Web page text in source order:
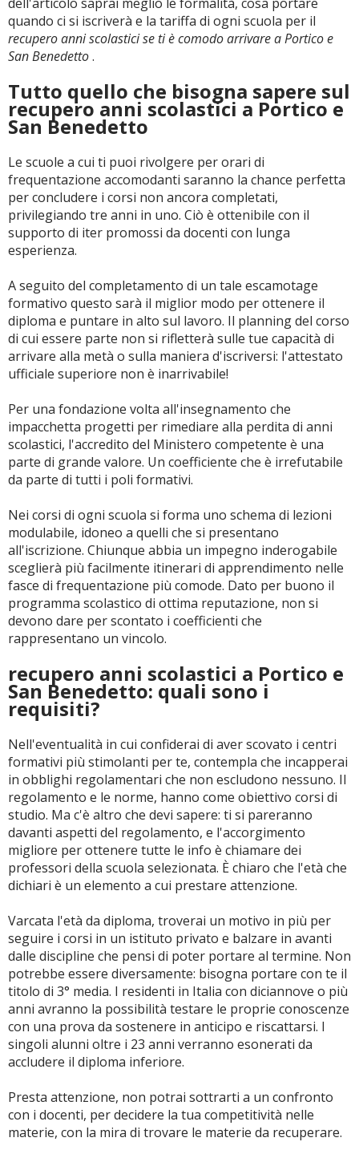
quando ci si iscriverà e la tariffa di ogni scuola per il
recupero anni scolastici se ti è comodo arrivare a Portico e
San Benedetto.
Tutto quello che bisogna sapere sul
recupero anni scolastici a Portico e
San Benedetto
Le scuole a cui ti puoi rivolgere per orari di
frequentazione accomodanti saranno la chance perfetta
per concludere i corsi non ancora completati,
privilegiando tre anni in uno. Ciò è ottenibile con il
supporto di iter promossi da docenti con lunga
esperienza.
A seguito del completamento di un tale escamotage
formativo questo sarà il miglior modo per ottenere il
diploma e puntare in alto sul lavoro. Il planning del corso
di cui essere parte non si rifletterà sulle tue capacità di
arrivare alla metà o sulla maniera d'iscriversi: l'attestato
ufficiale superiore non è inarrivabile!
Per una fondazione volta all'insegnamento che
impacchetta progetti per rimediare alla perdita di anni
scolastici, l'accredito del Ministero competente è una
parte di grande valore. Un coefficiente che è irrefutabile
da parte di tutti i poli formativi.
Nei corsi di ogni scuola si forma uno schema di lezioni
modulabile, idoneo a quelli che si presentano
all'iscrizione. Chiunque abbia un impegno inderogabile
sceglierà più facilmente itinerari di apprendimento nelle
fasce di frequentazione più comode. Dato per buono il
programma scolastico di ottima reputazione, non si
devono dare per scontato i coefficienti che
rappresentano un vincolo.
recupero anni scolastici a Portico e
San Benedetto: quali sono i
requisiti?
Nell'eventualità in cui confiderai di aver scovato i centri
formativi più stimolanti per te, contempla che incapperai
in obblighi regolamentari che non escludono nessuno. Il
regolamento e le norme, hanno come obiettivo corsi di
studio. Ma c'è altro che devi sapere: ti si pareranno
davanti aspetti del regolamento, e l'accorgimento
migliore per ottenere tutte le info è chiamare dei
professori della scuola selezionata. È chiaro che l'età che
dichiari è un elemento a cui prestare attenzione.
Varcata l'età da diploma, troverai un motivo in più per
seguire i corsi in un istituto privato e balzare in avanti
dalle discipline che pensi di poter portare al termine. Non
potrebbe essere diversamente: bisogna portare con te il
titolo di 3° media. I residenti in Italia con diciannove o più
anni avranno la possibilità testare le proprie conoscenze
con una prova da sostenere in anticipo e riscattarsi. I
singoli alunni oltre i 23 anni verranno esonerati da
accludere il diploma inferiore.
Presta attenzione, non potrai sottrarti a un confronto
con i docenti, per decidere la tua competitività nelle
materie, con la mira di trovare le materie da recuperare.